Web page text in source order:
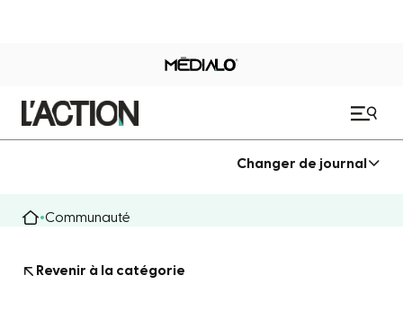
Changer de journal
Communauté
Revenir à la catégorie